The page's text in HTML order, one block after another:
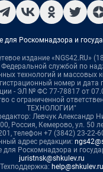
для Роскомнадзора и
издание «NGS42.RU»
службой по
технологий и массовых
номер и дата
- ЭЛ № ФС 77-78817 от
с ограниченной
ТЕХНОЛОГИИ"
Левчук Александр
Россия, Кемерово, ул. 50
телефон +7 (3842) 23-22-
адрес редакции:
для Роскомнадзора и
juristnsk@shkulev.ru
Техподдержка: help@shkulev.ru